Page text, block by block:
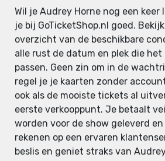
Wil je Audrey Horne nog een keer
je bij GoTicketShop.nl goed.
overzicht van de beschikbare
alle rust de datum en plek die het
passen. Geen zin om in de
regel je je kaarten zonder
ook als de mooiste tickets al
eerste verkooppunt. Je betaalt
worden voor de show geleverd
rekenen op een ervaren
beslis en geniet straks van